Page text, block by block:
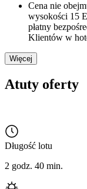
Cena nie
wysokości 15
płatny
Klientów w
Więcej
Atuty oferty
Długość lotu
2 godz. 40 min.